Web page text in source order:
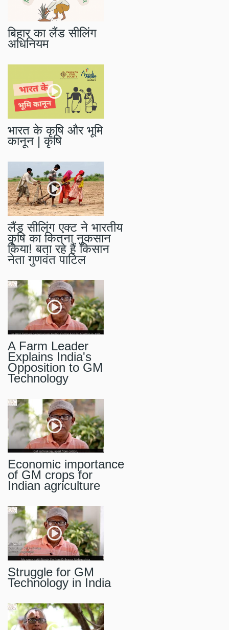
बिहार का लैंड सीलिंग
अधिनियम
भारत के कृषि और भूमि
कानून | कृषि
लैंड सीलिंग एक्ट ने भारतीय
कृषि का कितना नुकसान
किया! बता रहे हैं किसान
नेता गुणवंत पाटिल
A Farm Leader
Explains India's
Opposition to GM
Technology
Economic importance
of GM crops for
Indian agriculture
Struggle for GM
Technology in India